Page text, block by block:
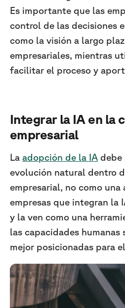
Es importante que las
control de las decisiones
como la visión a largo
empresariales, mientras
facilitar el proceso y
Integrar la IA en la
empresarial
La adopción de la IA debe
evolución natural dentro
empresarial, no como una
empresas que integran la
y la ven como una
las capacidades humanas
mejor posicionadas para